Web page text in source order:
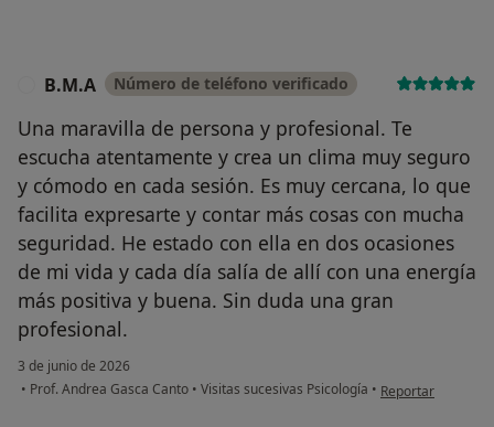
B.M.A Número de teléfono verificado
Una maravilla de persona y profesional. Te
escucha atentamente y crea un clima muy seguro
y cómodo en cada sesión. Es muy cercana, lo que
facilita expresarte y contar más cosas con mucha
seguridad. He estado con ella en dos ocasiones
de mi vida y cada día salía de allí con una energía
más positiva y buena. Sin duda una gran
profesional.
3 de junio de 2026
• Prof. Andrea Gasca Canto • Visitas sucesivas Psicología • en opinión del
Reportar